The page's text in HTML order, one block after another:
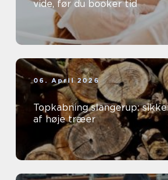
vide, før du booker tid
06. April 2026
Topkabning slangerup:
af høje træer